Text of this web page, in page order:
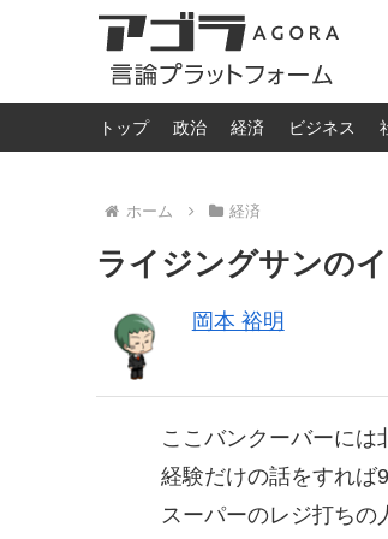
トップ 政治 経済 ビジネス
ホーム 経済
ライジングサンの
岡本 裕明
ここバンクーバーには
経験だけの話をすれば
スーパーのレジ打ち